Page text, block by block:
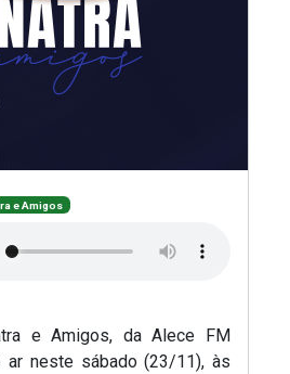
em nova janela)
e Amigos
e Amigos, da Alece FM
ar neste sábado (23/11), às